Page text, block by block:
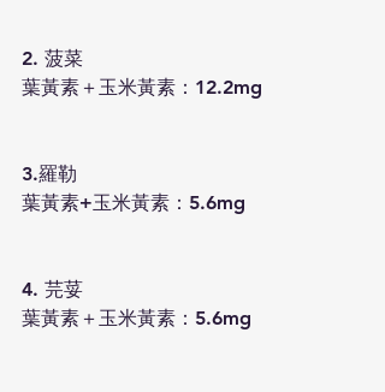
2. 菠菜
葉黃素＋玉米黃素：12.2mg
3.羅勒
葉黃素+玉米黃素：5.6mg
4. 芫荽
葉黃素＋玉米黃素：5.6mg